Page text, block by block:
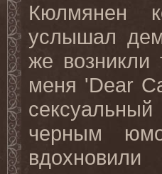
Кюлмянен
услышал
же возникли
меня 'Dear
черным